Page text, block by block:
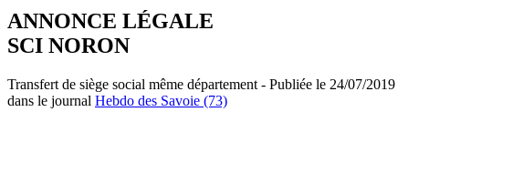
ANNONCE LÉGALE
SCI NORON
Transfert de siège social même département - Publiée le 24/07/2019
dans le journal Hebdo des Savoie (73)